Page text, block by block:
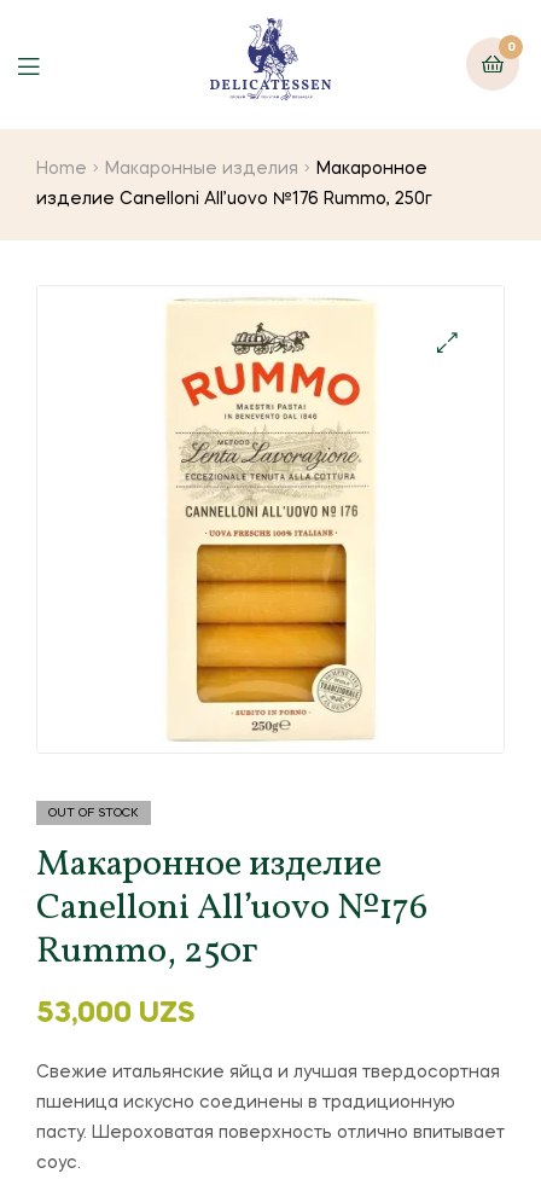
0
Home Макаронные изделия
Макаронное
изделие Canelloni All’uovo №176 Rummo, 250г
OUT OF STOCK
Макаронное изделие
Canelloni All’uovo №176
Rummo, 250г
53,000 UZS
Свежие итальянские яйца и лучшая твердосортная
пшеница искусно соединены в традиционную
пасту. Шероховатая поверхность отлично впитывает
соус.